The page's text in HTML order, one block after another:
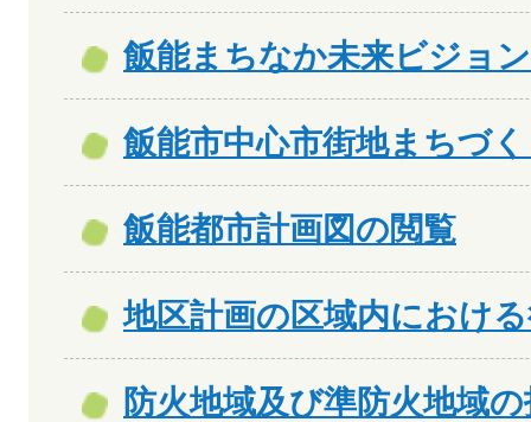
飯能まちなか未来ビジョン
飯能市中心市街地まちづ
飯能都市計画図の閲覧
地区計画の区域内におけ
防火地域及び準防火地域